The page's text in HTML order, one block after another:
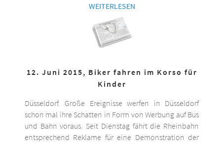
WEITERLESEN
12. Juni 2015, Biker fahren im Korso für
Kinder
Düsseldorf. Große Ereignisse werfen in Düsseldorf
schon mal ihre Schatten in Form von Werbung auf Bus
und Bahn voraus. Seit Dienstag fährt die Rheinbahn
entsprechend Reklame für eine Demonstration der